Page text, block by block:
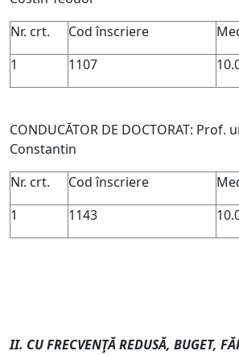
Nr. crt.
Cod înscriere
1
1107
CONDUCĂTOR DE DOCTORAT: Prof.
Constantin
Nr. crt.
Cod înscriere
1
1143
II. CU FRECVENŢĂ REDUSĂ, BUGET,